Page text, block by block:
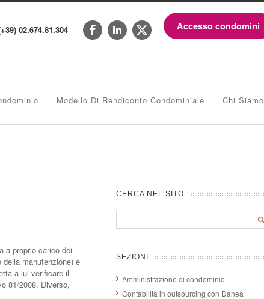
02.674.81.304 Accesso condomini
Modello Di Rendiconto Condominiale Chi Siamo
a proprio carico dei
manutenzione) è
a lui verificare il
81/2008. Diverso,
CERCA NEL SITO
SEZIONI
Amministrazione di condominio
Contabilità in outsourcing con Danea